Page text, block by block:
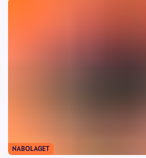
NABOLAGET